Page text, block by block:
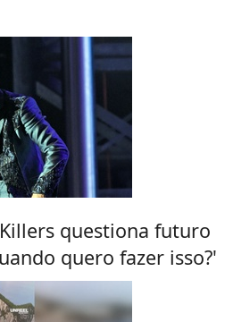
questiona futuro
quero fazer isso?'